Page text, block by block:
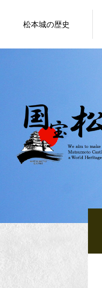
松本城の歴史